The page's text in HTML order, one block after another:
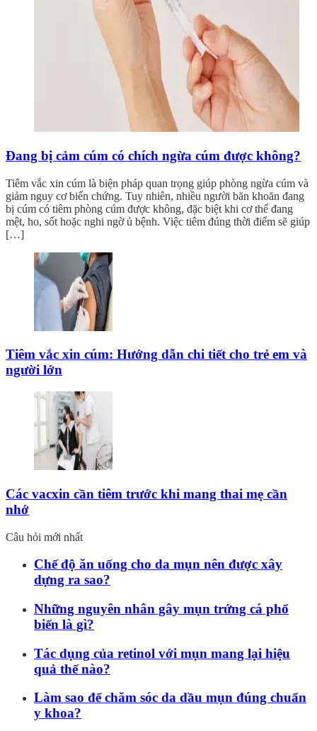
Đang bị cảm cúm có chích ngừa cúm được không?
Tiêm vắc xin cúm là biện pháp quan trọng giúp phòng ngừa cúm và
giảm nguy cơ biến chứng. Tuy nhiên, nhiều người băn khoăn đang
bị cúm có tiêm phòng cúm được không, đặc biệt khi cơ thể đang
mệt, ho, sốt hoặc nghi ngờ ủ bệnh. Việc tiêm đúng thời điểm sẽ giúp
[…]
Tiêm vắc xin cúm: Hướng dẫn chi tiết cho trẻ em và
người lớn
Các vacxin cần tiêm trước khi mang thai mẹ cần
nhớ
Câu hỏi mới nhất
Chế độ ăn uống cho da mụn nên được xây
dựng ra sao?
Những nguyên nhân gây mụn trứng cá phổ
biến là gì?
Tác dụng của retinol với mụn mang lại hiệu
quả thế nào?
Làm sao để chăm sóc da dầu mụn đúng chuẩn
y khoa?